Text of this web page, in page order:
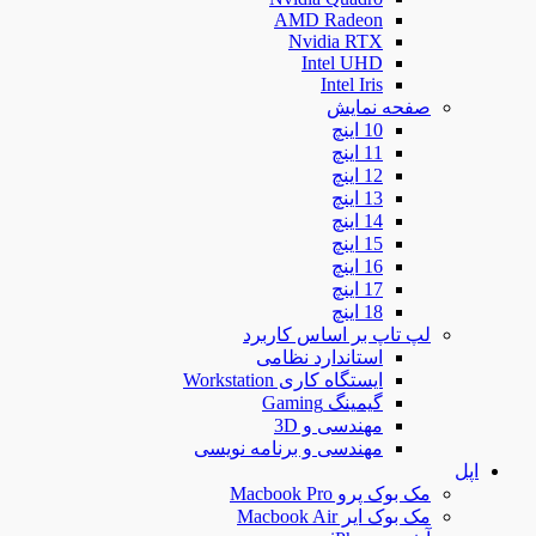
AMD Radeon
Nvidia RTX
Intel UHD
Intel Iris
صفحه نمایش
10 اینچ
11 اینچ
12 اینچ
13 اینچ
14 اینچ
15 اینچ
16 اینچ
17 اینچ
18 اینچ
لپ تاپ بر اساس کاربرد
استاندارد نظامی
ایستگاه کاری Workstation
گیمینگ Gaming
مهندسی و 3D
مهندسی و برنامه نویسی
اپل
مک بوک پرو Macbook Pro
مک بوک ایر Macbook Air